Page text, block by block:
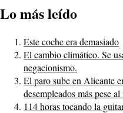
Lo más leído
Este coche era demasiado
El cambio climático. Se
negacionismo.
El paro sube en Alicante
desempleados más pese
114 horas tocando la